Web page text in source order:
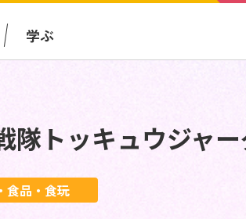
学ぶ
隊トッキュウジャ
食品・食玩